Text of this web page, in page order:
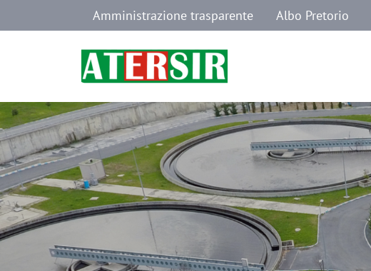
Salta al contenuto principaleNavigazione secondaria
Amministrazione trasparente Albo Pretorio